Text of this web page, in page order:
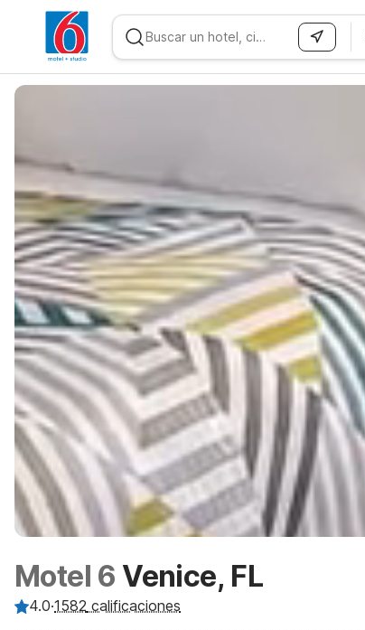
Motel 6 Venice, FL
4.0·1582 calificaciones